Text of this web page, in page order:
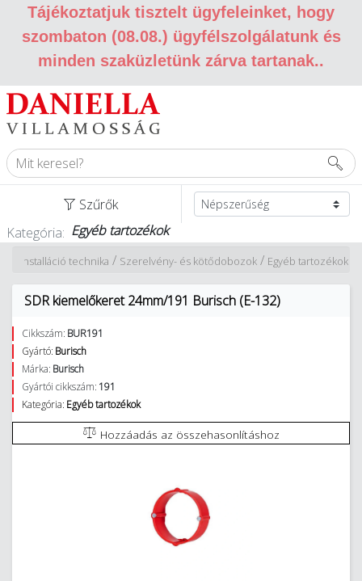
Tájékoztatjuk tisztelt ügyfeleinket, hogy
szombaton (08.08.) ügyfélszolgálatunk és
minden szaküzletünk zárva tartanak..
Szűrők
Kategória: Egyéb tartozékok
Egyéb tartozékok
/
Szerelvény- és kötődobozok
/
Installáció technika
SDR kiemelőkeret 24mm/191 Burisch (E-132)
Cikkszám: BUR191
Gyártó: Burisch
Márka: Burisch
Gyártói cikkszám: 191
Kategória: Egyéb tartozékok
Hozzáadás az összehasonlításhoz